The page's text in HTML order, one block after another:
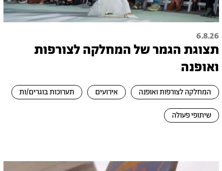
6.8.26
תצוגת הגמר של המחלקה לצורפות
ואופנה
המחלקה לצורפות ואופנה אירועים תערוכות בוגרים/ות
שיתופי פעולה